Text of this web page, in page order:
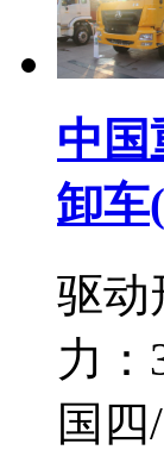
中国
卸车
驱动
力：
国四